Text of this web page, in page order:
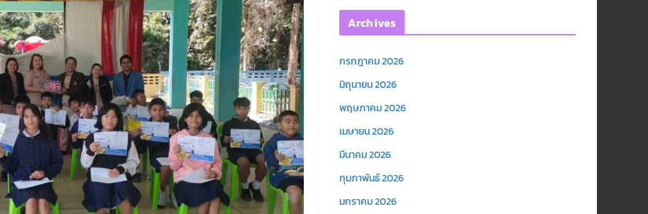
Archives
กรกฎาคม 2026
มิถุนายน 2026
พฤษภาคม 2026
เมษายน 2026
มีนาคม 2026
กุมภาพันธ์ 2026
มกราคม 2026